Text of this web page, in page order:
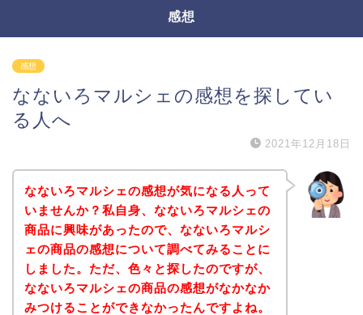
感想
感想
なないろマルシェの感想を探してい
る人へ
2021年12月18日
なないろマルシェの感想が気になる人って
いませんか？私自身、なないろマルシェの
商品に興味があったので、なないろマルシ
ェの商品の感想について調べてみることに
しました。ただ、色々と探したのですが、
なないろマルシェの商品の感想がなかなか
みつけることができなかったんですよね。